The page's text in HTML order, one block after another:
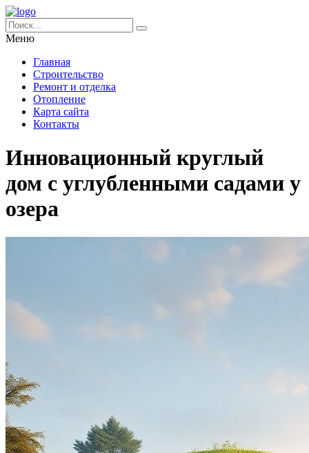
Меню
Главная
Строительство
Ремонт и отделка
Отопление
Карта сайта
Контакты
Инновационный круглый
дом с углубленными садами у
озера